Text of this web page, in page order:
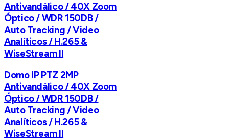
Antivandálico / 40X Zoom
Óptico / WDR 150DB /
Auto Tracking / Video
Analíticos / H.265 &
WiseStream II
Domo IP PTZ 2MP
Antivandálico / 40X Zoom
Óptico / WDR 150DB /
Auto Tracking / Video
Analíticos / H.265 &
WiseStream II